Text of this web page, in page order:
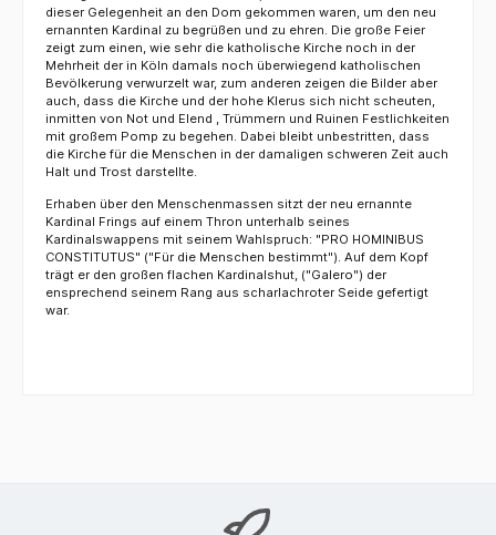
dieser Gelegenheit an den Dom gekommen waren, um den neu
ernannten Kardinal zu begrüßen und zu ehren. Die große Feier
zeigt zum einen, wie sehr die katholische Kirche noch in der
Mehrheit der in Köln damals noch überwiegend katholischen
Bevölkerung verwurzelt war, zum anderen zeigen die Bilder aber
auch, dass die Kirche und der hohe Klerus sich nicht scheuten,
inmitten von Not und Elend , Trümmern und Ruinen Festlichkeiten
mit großem Pomp zu begehen. Dabei bleibt unbestritten, dass
die Kirche für die Menschen in der damaligen schweren Zeit auch
Halt und Trost darstellte.
Erhaben über den Menschenmassen sitzt der neu ernannte
Kardinal Frings auf einem Thron unterhalb seines
Kardinalswappens mit seinem Wahlspruch: "PRO HOMINIBUS
CONSTITUTUS" ("Für die Menschen bestimmt"). Auf dem Kopf
trägt er den großen flachen Kardinalshut, ("Galero") der
ensprechend seinem Rang aus scharlachroter Seide gefertigt
war.